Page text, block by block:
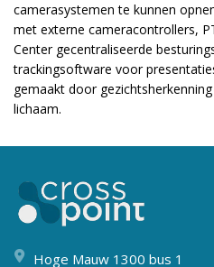
camerasystemen te kunnen
met externe cameracontrollers,
Center gecentraliseerde
trackingsoftware voor
gemaakt door
lichaam.
Hoge Mauw 1300 bus 1